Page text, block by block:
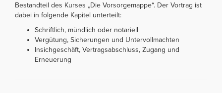
Bestandteil des Kurses „Die Vorsorgemappe“. Der Vortrag ist
dabei in folgende Kapitel unterteilt:
Schriftlich, mündlich oder notariell
Vergütung, Sicherungen und Untervollmachten
Insichgeschäft, Vertragsabschluss, Zugang und
Erneuerung